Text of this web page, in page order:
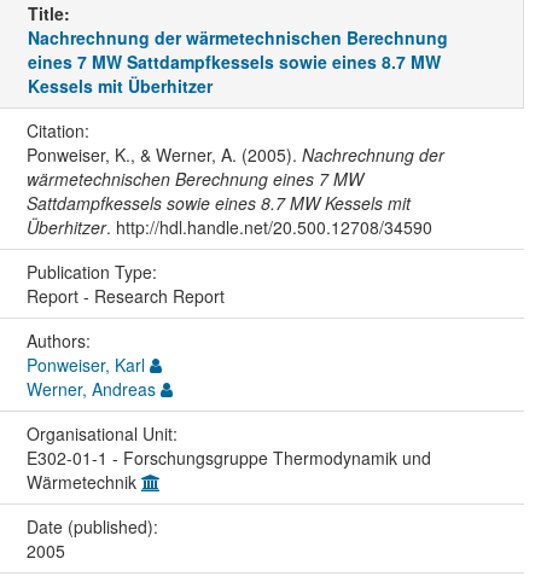
Title:
Nachrechnung der wärmetechnischen Berechnung
eines 7 MW Sattdampfkessels sowie eines 8.7 MW
Kessels mit Überhitzer
Citation:
Ponweiser, K., & Werner, A. (2005). Nachrechnung der
wärmetechnischen Berechnung eines 7 MW
Sattdampfkessels sowie eines 8.7 MW Kessels mit
Überhitzer. http://hdl.handle.net/20.500.12708/34590
Publication Type:
Report - Research Report
Authors:
Ponweiser, Karl
Werner, Andreas
Organisational Unit:
E302-01-1 - Forschungsgruppe Thermodynamik und
Wärmetechnik
Date (published):
2005